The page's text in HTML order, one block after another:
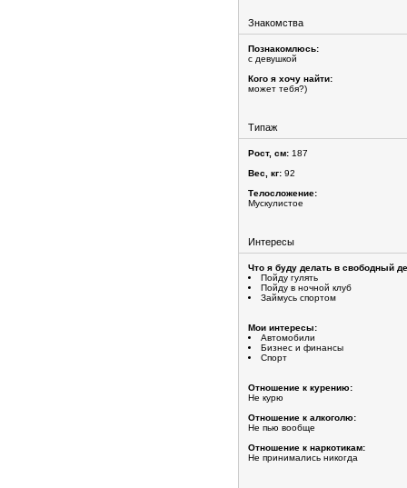
Знакомства
Познакомлюсь:
с девушкой
Кого я хочу найти:
может тебя?)
Типаж
Рост, см: 187
Вес, кг: 92
Телосложение:
Мускулистое
Интересы
Что я буду делать в свободный
Пойду гулять
Пойду в ночной клуб
Займусь спортом
Мои интересы:
Автомобили
Бизнес и финансы
Спорт
Отношение к курению:
Не курю
Отношение к алкоголю:
Не пью вообще
Отношение к наркотикам:
Не принимались никогда